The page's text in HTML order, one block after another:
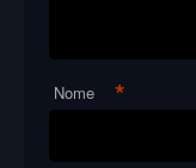
Nome *